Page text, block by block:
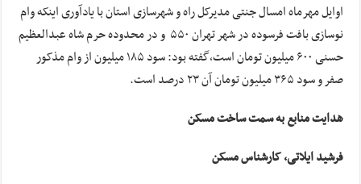
اوایل مهرماه امسال جنتی مدیرکل راه و شهرسازی استان با یادآوری اینکه وام
نوسازی بافت فرسوده در شهر تهران ۵۵۰ و در محدوده حرم شاه عبدالعظیم
حسنی ۶۰۰ میلیون تومان است،گفته بود: سود ۱۸۵ میلیون از وام مذکور
صفر و سود ۳۶۵ میلیون تومان آن ۲۳ درصد است.
هدایت منابع به سمت ساخت مسکن
فرشید ایلاتی، کارشناس مسکن